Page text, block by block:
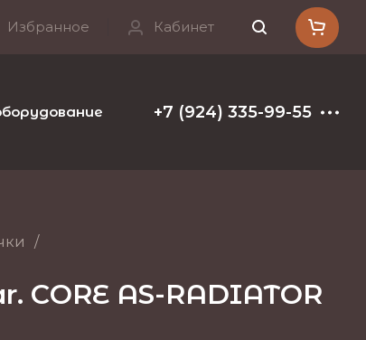
Избранное Кабинет
и расходные материалы
+7 (924) 335-99-55
/
AS-RADIATOR